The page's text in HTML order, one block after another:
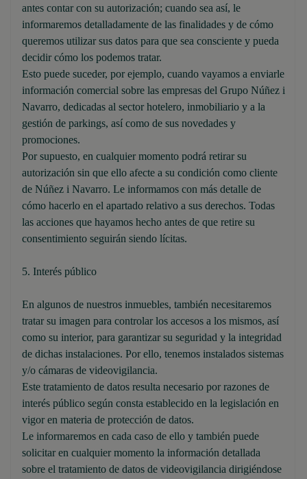
antes contar con su autorización; cuando sea así, le
informaremos detalladamente de las finalidades y de cómo
queremos utilizar sus datos para que sea consciente y pueda
decidir cómo los podemos tratar.
Esto puede suceder, por ejemplo, cuando vayamos a enviarle
información comercial sobre las empresas del Grupo Núñez i
Navarro, dedicadas al sector hotelero, inmobiliario y a la
gestión de parkings, así como de sus novedades y
promociones.
Por supuesto, en cualquier momento podrá retirar su
autorización sin que ello afecte a su condición como cliente
de Núñez i Navarro. Le informamos con más detalle de
cómo hacerlo en el apartado relativo a sus derechos. Todas
las acciones que hayamos hecho antes de que retire su
consentimiento seguirán siendo lícitas.
5. Interés público
En algunos de nuestros inmuebles, también necesitaremos
tratar su imagen para controlar los accesos a los mismos, así
como su interior, para garantizar su seguridad y la integridad
de dichas instalaciones. Por ello, tenemos instalados sistemas
y/o cámaras de videovigilancia.
Este tratamiento de datos resulta necesario por razones de
interés público según consta establecido en la legislación en
vigor en materia de protección de datos.
Le informaremos en cada caso de ello y también puede
solicitar en cualquier momento la información detallada
sobre el tratamiento de datos de videovigilancia dirigiéndose